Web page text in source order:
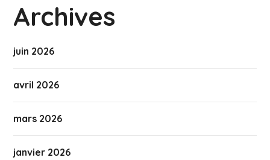
Archives
juin 2026
avril 2026
mars 2026
janvier 2026